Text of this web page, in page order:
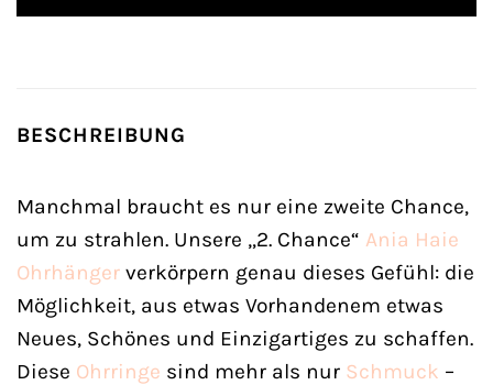
BESCHREIBUNG
Manchmal braucht es nur eine zweite Chance,
um zu strahlen. Unsere „2. Chance“ Ania Haie
Ohrhänger verkörpern genau dieses Gefühl: die
Möglichkeit, aus etwas Vorhandenem etwas
Neues, Schönes und Einzigartiges zu schaffen.
Diese Ohrringe sind mehr als nur Schmuck –